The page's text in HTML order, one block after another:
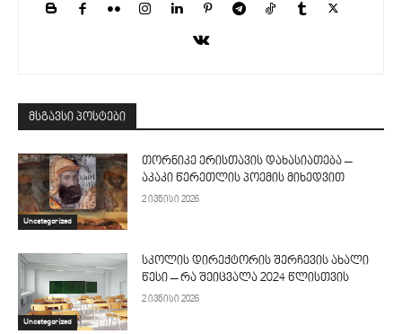
მსგავსი პოსტები
Uncategorized
თორნიკე ერისთავის დახასიათება –
აკაკი წერეთლის პოემის მიხედვით
2 ივნისი 2026
Uncategorized
სკოლის დირექტორის შერჩევის ახალი
წესი – რა შეიცვალა 2024 წლისთვის
2 ივნისი 2026